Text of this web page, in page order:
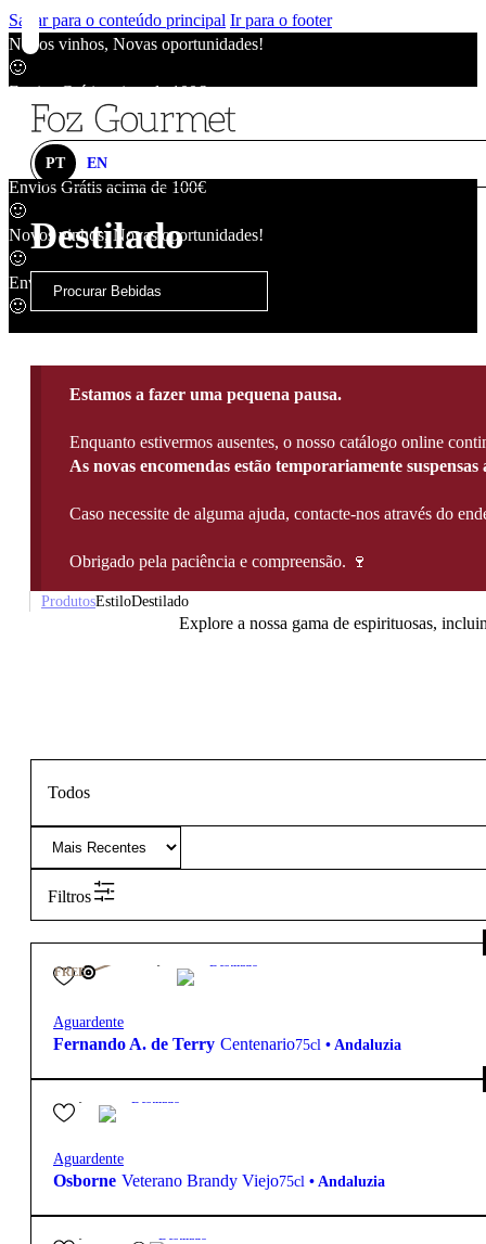
Saltar para o conteúdo principal Ir para o footer
Novos vinhos, Novas oportunidades!
🙂
Envios Grátis acima de 100€
Novos vinhos, Novas oportunidades!
Envios Grátis acima de 100€
🙂
Novos vinhos, Novas oportunidades!
🙂
Envios Grátis acima de 100€
🙂
PT EN
Destilado
Estamos a fazer uma pequena pausa.
Enquanto estivermos ausentes, o nosso catálogo online
As novas encomendas estão temporariamente suspensas
Caso necessite de alguma ajuda, contacte-nos através do
Obrigado pela paciência e compreensão. 🍷
ProdutosEstiloDestilado
Explore a nossa gama de espirituosas,
Todos
Filtros
FREE
100,00€Destilado
Aguardente
Fernando A. de Terry Centenario75cl • Andaluzia
55,00€Destilado
Aguardente
Osborne Veterano Brandy Viejo75cl • Andaluzia
45,00€ Destilado